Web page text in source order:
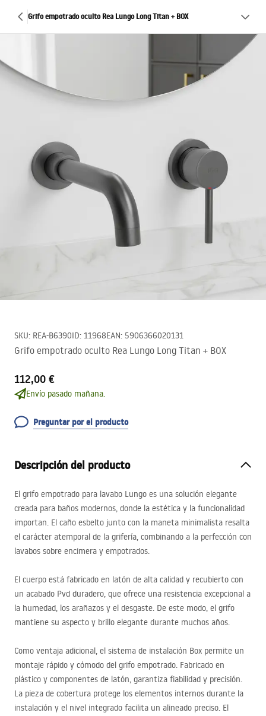
Grifo empotrado oculto Rea Lungo Long Titan + BOX
SKU: REA-B6390ID: 11968EAN: 5906366020131
Grifo empotrado oculto Rea Lungo Long Titan + BOX
112,00 €
Envío pasado mañana.
Preguntar por el producto
Descripción del producto
El grifo empotrado para lavabo Lungo es una solución elegante
creada para baños modernos, donde la estética y la funcionalidad
importan. El caño esbelto junto con la maneta minimalista resalta
el carácter atemporal de la grifería, combinando a la perfección con
lavabos sobre encimera y empotrados.
El cuerpo está fabricado en latón de alta calidad y recubierto con
un acabado Pvd duradero, que ofrece una resistencia excepcional a
la humedad, los arañazos y el desgaste. De este modo, el grifo
mantiene su aspecto y brillo elegante durante muchos años.
Como ventaja adicional, el sistema de instalación Box permite un
montaje rápido y cómodo del grifo empotrado. Fabricado en
plástico y componentes de latón, garantiza fiabilidad y precisión.
La pieza de cobertura protege los elementos internos durante la
instalación y el nivel integrado facilita un alineado preciso. El